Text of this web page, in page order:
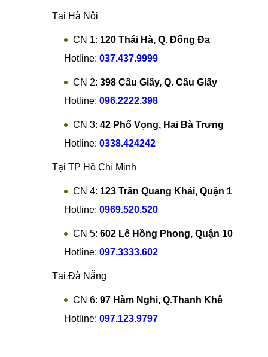
Tại Hà Nội
CN 1: 120 Thái Hà, Q. Đống Đa
Hotline: 037.437.9999
CN 2: 398 Cầu Giấy, Q. Cầu Giấy
Hotline: 096.2222.398
CN 3: 42 Phố Vọng, Hai Bà Trưng
Hotline: 0338.424242
Tại TP Hồ Chí Minh
CN 4: 123 Trần Quang Khải, Quận 1
Hotline: 0969.520.520
CN 5: 602 Lê Hồng Phong, Quận 10
Hotline: 097.3333.602
Tại Đà Nẵng
CN 6: 97 Hàm Nghi, Q.Thanh Khê
Hotline: 097.123.9797